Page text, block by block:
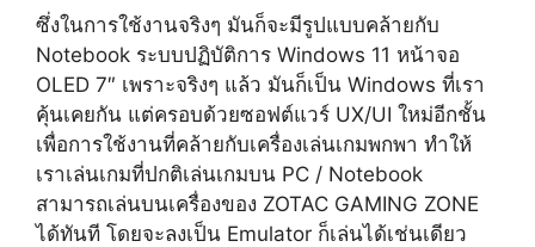
ซึ่งในการใช้งานจริงๆ มันก็จะมีรูปแบบคล้ายกับ
Notebook ระบบปฏิบัติการ Windows 11 หน้าจอ
OLED 7″ เพราะจริงๆ แล้ว มันก็เป็น Windows ที่เรา
คุ้นเคยกัน แต่ครอบด้วยซอฟต์แวร์ UX/UI ใหม่อีกชั้น
เพื่อการใช้งานที่คล้ายกับเครื่องเล่นเกมพกพา ทำให้
เราเล่นเกมที่ปกติเล่นเกมบน PC / Notebook
สามารถเล่นบนเครื่องของ ZOTAC GAMING ZONE
ได้ทันที โดยจะลงเป็น Emulator ก็เล่นได้เช่นเดียว